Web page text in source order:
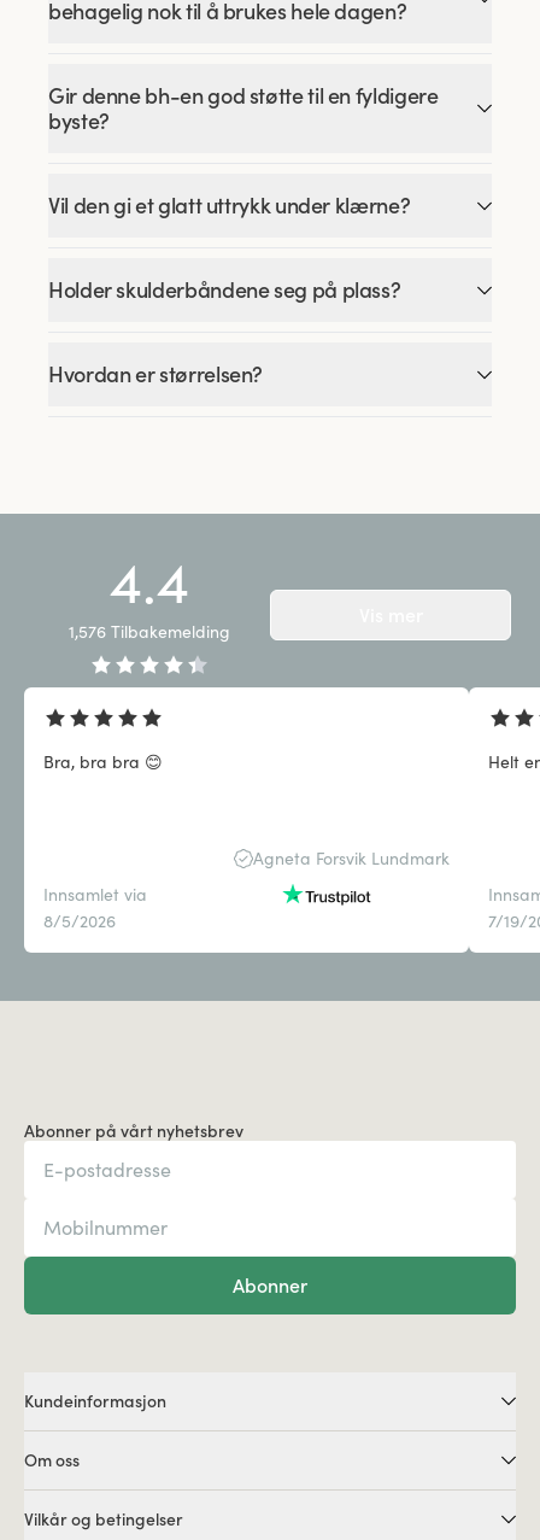
behagelig nok til å brukes hele dagen?
Gir denne bh-en god støtte til en fyldigere
byste?
Vil den gi et glatt uttrykk under klærne?
Holder skulderbåndene seg på plass?
Hvordan er størrelsen?
4.4
1,576 Tilbakemelding
Bra, bra bra 😊
Agneta Forsvik Lundmark
Innsamlet via
8/5/2026
Helt
7/19/
Abonner på vårt nyhetsbrev
Abonner
Kundeinformasjon
Om oss
Vilkår og betingelser